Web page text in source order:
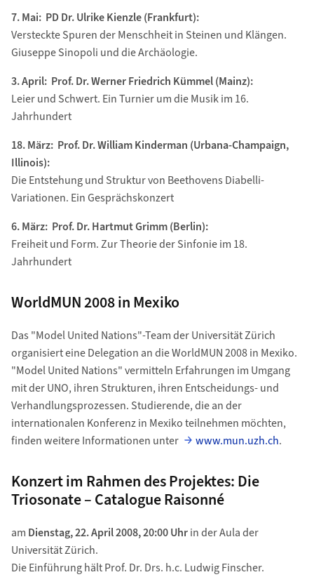
7. Mai: PD Dr. Ulrike Kienzle (Frankfurt):
Versteckte Spuren der Menschheit in Steinen und Klängen.
Giuseppe Sinopoli und die Archäologie.
3. April: Prof. Dr. Werner Friedrich Kümmel (Mainz):
Leier und Schwert. Ein Turnier um die Musik im 16.
Jahrhundert
18. März: Prof. Dr. William Kinderman (Urbana-Champaign,
Illinois):
Die Entstehung und Struktur von Beethovens Diabelli-
Variationen. Ein Gesprächskonzert
6. März: Prof. Dr. Hartmut Grimm (Berlin):
Freiheit und Form. Zur Theorie der Sinfonie im 18.
Jahrhundert
WorldMUN 2008 in Mexiko
Das "Model United Nations"-Team der Universität Zürich
organisiert eine Delegation an die WorldMUN 2008 in Mexiko.
"Model United Nations" vermitteln Erfahrungen im Umgang
mit der UNO, ihren Strukturen, ihren Entscheidungs- und
Verhandlungsprozessen. Studierende, die an der
internationalen Konferenz in Mexiko teilnehmen möchten,
finden weitere Informationen unter
www.mun.uzh.ch.
Konzert im Rahmen des Projektes: Die
Triosonate – Catalogue Raisonné
am Dienstag, 22. April 2008, 20:00 Uhrin der Aula der
Universität Zürich.
Die Einführung hält Prof. Dr. Drs. h.c. Ludwig Finscher.